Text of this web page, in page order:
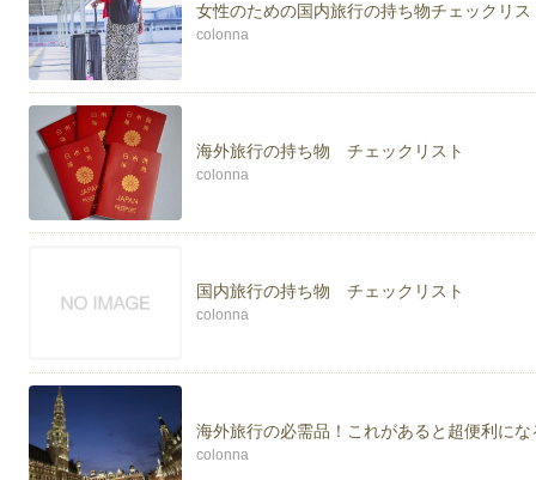
女性のための国内旅行の持ち物チェックリス
colonna
海外旅行の持ち物 チェックリスト
colonna
国内旅行の持ち物 チェックリスト
colonna
海外旅行の必需品！これがあると超便利に
colonna